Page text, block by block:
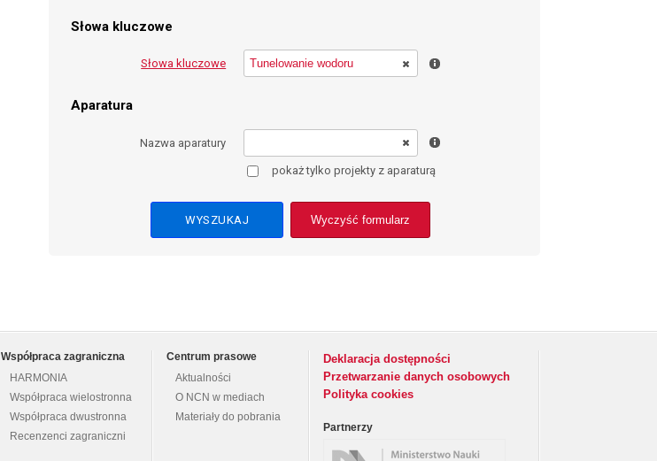
Słowa kluczowe
Słowa kluczowe
Aparatura
Nazwa aparatury
pokaż tylko projekty z aparaturą
Wyczyść formularz
Współpraca zagraniczna
HARMONIA
Współpraca wielostronna
Współpraca dwustronna
Recenzenci zagraniczni
Centrum prasowe
Aktualności
O NCN w mediach
Materiały do pobrania
Deklaracja dostępności
Przetwarzanie danych osobowych
Polityka cookies
Partnerzy